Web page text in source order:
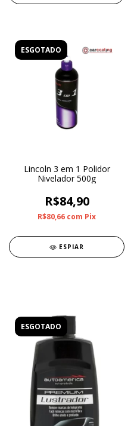
ESGOTADO
Lincoln 3 em 1 Polidor
Nivelador 500g
R$84,90
R$80,66 com Pix
ESPIAR
ESGOTADO